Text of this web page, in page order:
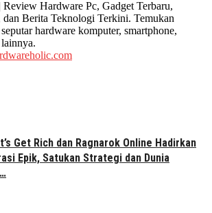
Hardware Pc, Gadget Terbaru,
dan Berita Teknologi Terkini. Temukan
hardware komputer, smartphone,
Get Rich dan Ragnarok Online Hadirkan
Epik, Satukan Strategi dan Dunia